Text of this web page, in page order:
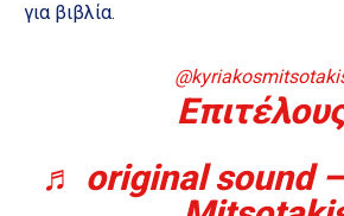
για βιβλία.
♬ original sound